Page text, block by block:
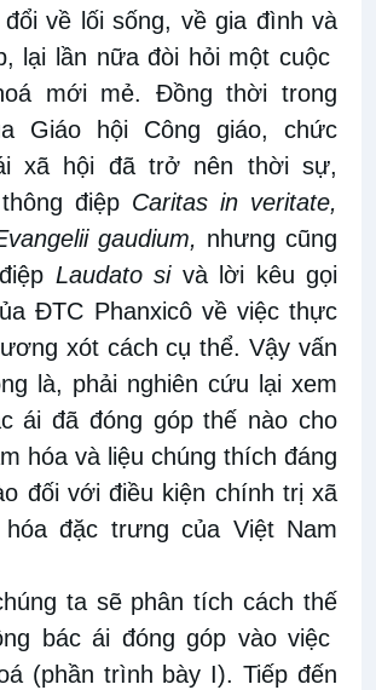
về lối sống, về gia đình và
lại lần nữa đòi hỏi một cuộc
mới mẻ. Đồng thời trong
Giáo hội Công giáo, chức
xã hội đã trở nên thời sự,
điệp Caritas in veritate,
gaudium, nhưng cũng
Laudato sivà lời kêu gọi
ĐTC Phanxicô về việc thực
xót cách cụ thể. Vậy vấn
là, phải nghiên cứu lại xem
ái đã đóng góp thế nào cho
hóa và liệu chúng thích đáng
đối với điều kiện chính trị xã
đặc trưng của Việt Nam
ta sẽ phân tích cách thế
bác ái đóng góp vào việc
(phần trình bày I). Tiếp đến